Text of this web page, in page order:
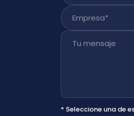
Empresa
Tu mensaje
* Seleccione una de